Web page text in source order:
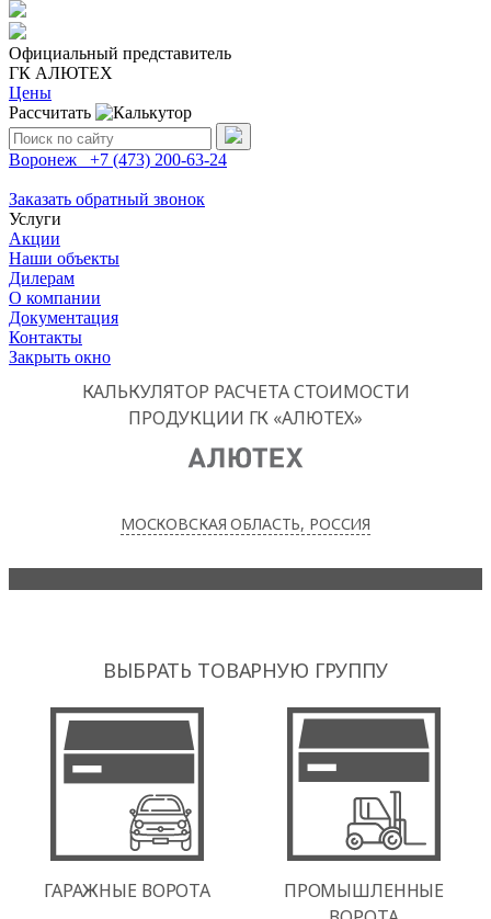
Официальный представитель
ГК АЛЮТЕХ
Цены
Рассчитать
Поиск:
Воронеж
+7 (473) 200-63-24
Заказать обратный звонок
Услуги
Акции
Наши объекты
Дилерам
О компании
Документация
Контакты
Закрыть окно